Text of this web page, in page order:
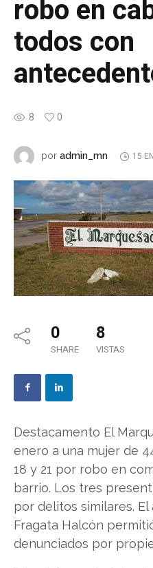
robo en
todos con
8 0
por admin_mn 15
0
SHARE
8
VISTAS
Destacamento El
enero a una mujer de
18 y 21 por robo en
barrio. Los tres
por delitos similares.
Fragata Halcón
denunciados por